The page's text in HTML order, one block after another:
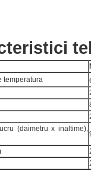
temperatura
(daimetru x inaltime),